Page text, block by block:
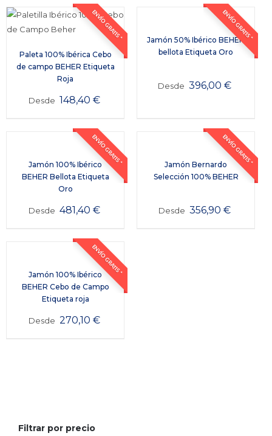
ENVÍO GRATIS *
Paleta 100% Ibérica Cebo
de campo BEHER Etiqueta
Roja
Desde 148,40 €
ENVÍO GRATIS *
Jamón 50% Ibérico BEHER
bellota Etiqueta Oro
Desde 396,00€
ENVÍO GRATIS *
Jamón 100% Ibérico
BEHER Bellota Etiqueta
Oro
Desde 481,40 €
ENVÍO GRATIS *
Jamón Bernardo
Selección 100% BEHER
Desde 356,90€
ENVÍO GRATIS *
Jamón 100% Ibérico
BEHER Cebo de Campo
Etiqueta roja
Desde 270,10 €
Filtrar por precio